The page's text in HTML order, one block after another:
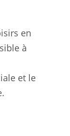
en
à
et le